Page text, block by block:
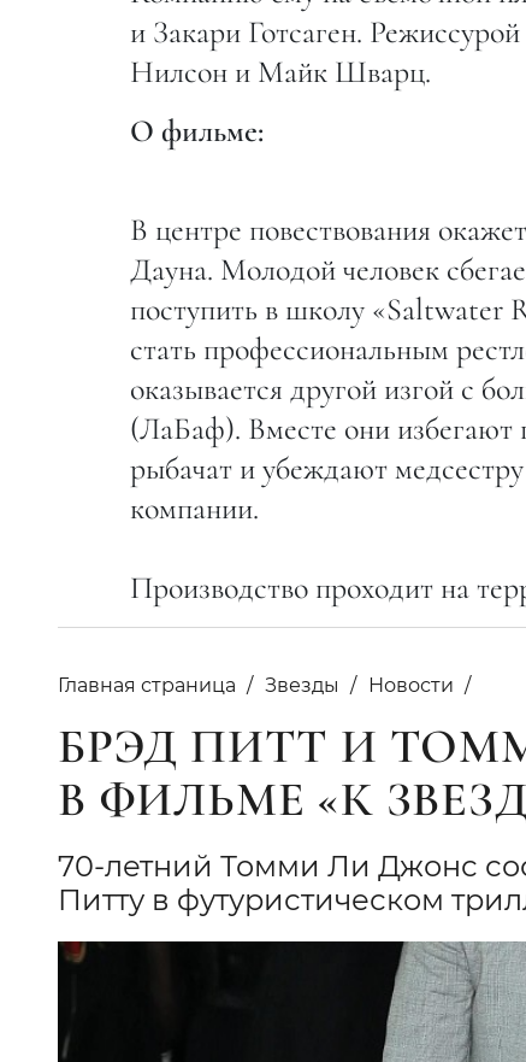
и Закари Готсаген.
Нилсон и Майк Шварц.
О фильме:
В центре повествования
Дауна. Молодой человек
поступить в школу «Saltwater
стать профессиональным
оказывается другой изгой с
(ЛаБаф). Вместе они избегают
рыбачат и убеждают
компании.
Производство проходит на
Главная страница Звезды Новости
БРЭД ПИТТ И
В ФИЛЬМЕ «К
70-летний Томми Ли Джонс
Питту в футуристическом